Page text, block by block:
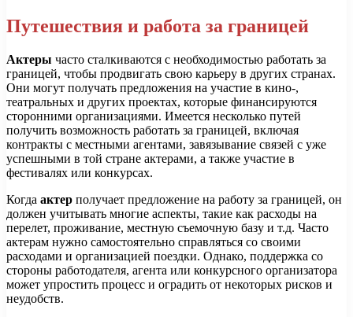
Путешествия и работа за границей
Актеры часто сталкиваются с необходимостью работать за
границей, чтобы продвигать свою карьеру в других странах.
Они могут получать предложения на участие в кино-,
театральных и других проектах, которые финансируются
сторонними организациями. Имеется несколько путей
получить возможность работать за границей, включая
контракты с местными агентами, завязывание связей с уже
успешными в той стране актерами, а также участие в
фестивалях или конкурсах.
Когда актер получает предложение на работу за границей, он
должен учитывать многие аспекты, такие как расходы на
перелет, проживание, местную съемочную базу и т.д. Часто
актерам нужно самостоятельно справляться со своими
расходами и организацией поездки. Однако, поддержка со
стороны работодателя, агента или конкурсного организатора
может упростить процесс и оградить от некоторых рисков и
неудобств.